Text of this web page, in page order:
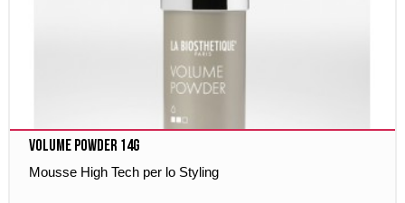
Volume Powder 14g
Mousse High Tech per lo Styling